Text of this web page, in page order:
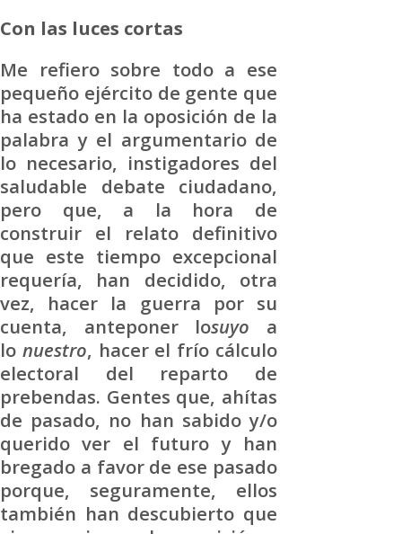
Con las luces cortas
Me refiero sobre todo a ese
pequeño ejército de gente que
ha estado en la oposición de la
palabra y el argumentario de
lo necesario, instigadores del
saludable debate ciudadano,
pero que, a la hora de
construir el relato definitivo
que este tiempo excepcional
requería, han decidido, otra
vez, hacer la guerra por su
cuenta, anteponer losuyo a
lo nuestro, hacer el frío cálculo
electoral del reparto de
prebendas. Gentes que, ahítas
de pasado, no han sabido y/o
querido ver el futuro y han
bregado a favor de ese pasado
porque, seguramente, ellos
también han descubierto que